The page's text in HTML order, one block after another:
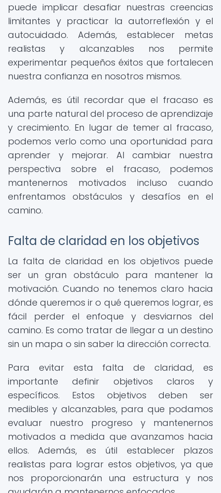
puede implicar desafiar nuestras creencias
limitantes y practicar la autorreflexión y el
autocuidado. Además, establecer metas
realistas y alcanzables nos permite
experimentar pequeños éxitos que fortalecen
nuestra confianza en nosotros mismos.
Además, es útil recordar que el fracaso es
una parte natural del proceso de aprendizaje
y crecimiento. En lugar de temer al fracaso,
podemos verlo como una oportunidad para
aprender y mejorar. Al cambiar nuestra
perspectiva sobre el fracaso, podemos
mantenernos motivados incluso cuando
enfrentamos obstáculos y desafíos en el
camino.
Falta de claridad en los objetivos
La falta de claridad en los objetivos puede
ser un gran obstáculo para mantener la
motivación. Cuando no tenemos claro hacia
dónde queremos ir o qué queremos lograr, es
fácil perder el enfoque y desviarnos del
camino. Es como tratar de llegar a un destino
sin un mapa o sin saber la dirección correcta.
Para evitar esta falta de claridad, es
importante definir objetivos claros y
específicos. Estos objetivos deben ser
medibles y alcanzables, para que podamos
evaluar nuestro progreso y mantenernos
motivados a medida que avanzamos hacia
ellos. Además, es útil establecer plazos
realistas para lograr estos objetivos, ya que
nos proporcionarán una estructura y nos